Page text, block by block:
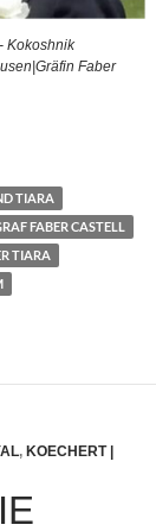
Kokoshnik
Faber
TIARA
FABER CASTELL
TIARA
, KOECHERT |